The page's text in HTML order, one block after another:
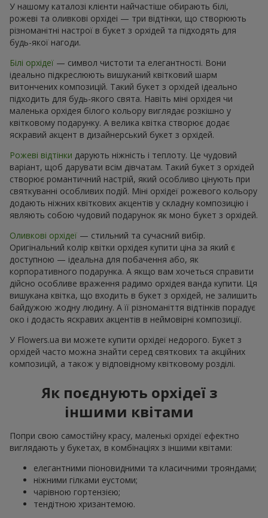
У нашому каталозі клієнти найчастіше обирають білі,
рожеві та оливкові орхідеі — три відтінки, що створюють
різноманітні настрої в букет з орхідей та підходять для
будь-якої нагоди.
Білі орхідеї — символ чистоти та елегантності. Вони
ідеально підкреслюють вишуканий квітковий шарм
витончених композицій. Такий букет з орхідей ідеально
підходить для будь-якого свята. Навіть міні орхідея чи
маленька орхідея білого кольору виглядає розкішно у
квітковому подарунку. А велика квітка створює додає
яскравий акцент в дизайнерський букет з орхідей.
Рожеві відтінки дарують ніжність і теплоту. Це чудовий
варіант, щоб дарувати всім дівчатам. Такий букет з орхідей
створює романтичний настрій, який особливо цінують при
святкуванні особливих подій. Міні орхідеї рожевого кольору
додають ніжних квіткових акцентів у складну композицію і
являють собою чудовий подарунок як моно букет з орхідей.
Оливкові орхідеї — стильний та сучасний вибір.
Оригінальний колір квітки орхідея купити ціна за який є
доступною — ідеальна для побачення або, як
корпоративного подарунка. А якщо вам хочеться справити
дійсно особливе враження радимо орхідея ванда купити. Ця
вишукана квітка, що входить в букет з орхідей, не залишить
байдужою жодну людину. А її різноманіття відтінків порадує
око і додасть яскравих акцентів в неймовірні композиції.
У Flowers.ua ви можете купити орхідеї недорого. Букет з
орхідей часто можна знайти серед святкових та акційних
композицій, а також у відповідному квітковому розділі.
Як поєднують орхідеї з
іншими квітами
Попри свою самостійну красу, маленькі орхідеї ефектно
виглядають у букетах, в комбінаціях з іншими квітами:
елегантними піоновидними та класичними трояндами;
ніжними гілками еустоми;
чарівною гортензією;
тендітною хризантемою.